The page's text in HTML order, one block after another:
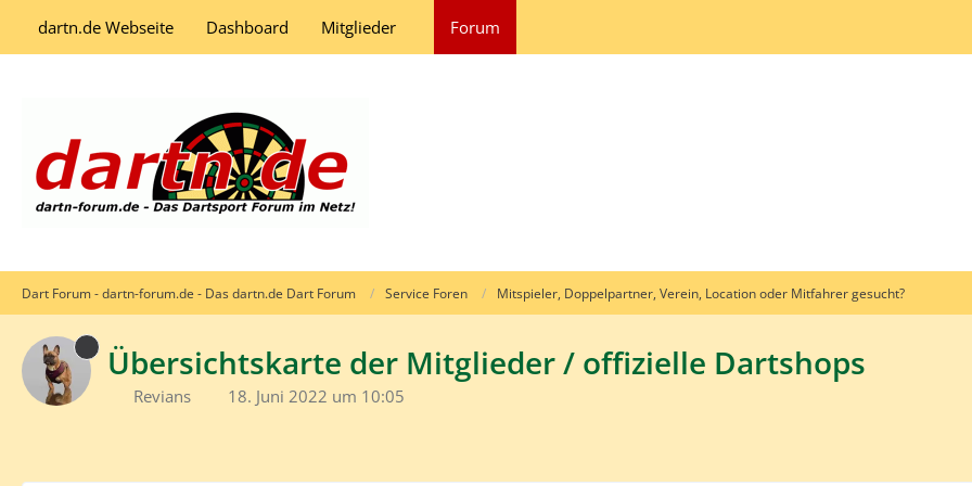
dartn.de Webseite Dashboard Mitglieder Forum
Dart Forum - dartn-forum.de - Das dartn.de Dart Forum Service Foren Mitspieler, Doppelpartner, Verein, Location oder Mitfahrer gesucht?
Übersichtskarte der Mitglieder / offizielle Dartshops
Revians 18. Juni 2022 um 10:05